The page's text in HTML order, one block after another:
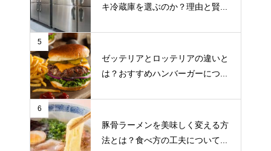
キ冷蔵庫を選ぶのか？理由と賢...
5
ゼッテリアとロッテリアの違いと
は？おすすめハンバーガーにつ...
6
豚骨ラーメンを美味しく変える方
法とは？食べ方の工夫について...